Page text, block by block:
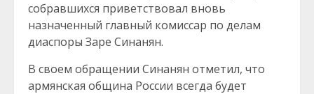
собравшихся приветствовал вновь
назначенный главный комиссар по делам
диаспоры Заре Синанян.
В своем обращении Синанян отметил, что
армянская община России всегда будет